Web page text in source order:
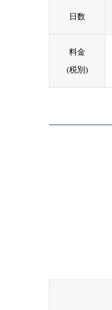
日数
料金
(税別)